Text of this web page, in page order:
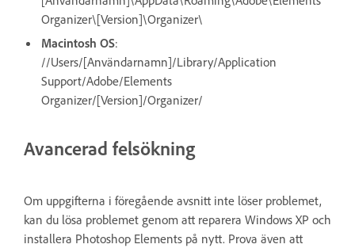
Organizer\[Version]\Organizer\
Macintosh OS:
//Users/[Användarnamn]/Library/Application
Support/Adobe/Elements
Organizer/[Version]/Organizer/
Avancerad felsökning
Om uppgifterna i föregående avsnitt inte löser problemet,
kan du lösa problemet genom att reparera Windows XP och
installera Photoshop Elements på nytt. Prova även att